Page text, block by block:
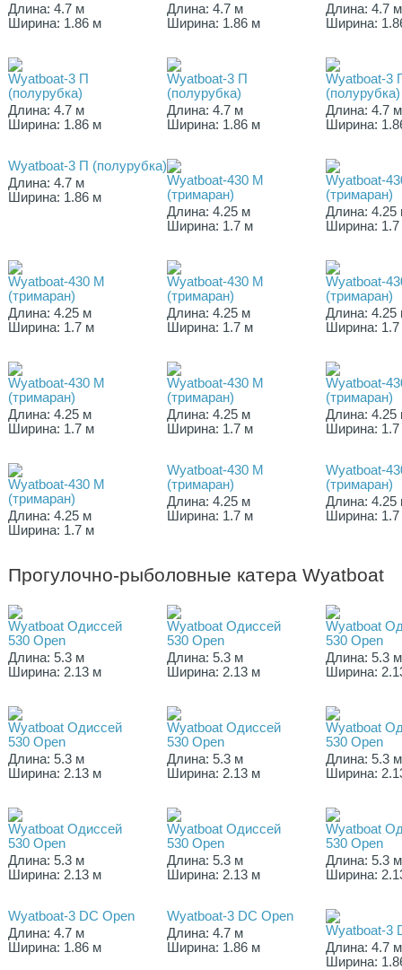
Длина: 4.7 м
Ширина: 1.86 м
Длина: 4.7 м
Ширина: 1.86 м
Длина: 4.7 м
Ширина:
Wyatboat-3 П
(полурубка)
Длина: 4.7 м
Ширина: 1.86 м
Wyatboat-3 П
(полурубка)
Длина: 4.7 м
Ширина: 1.86 м
Wyatboat-3
(полурубка)
Длина: 4.7 м
Ширина:
Wyatboat-3 П (полурубка)
Длина: 4.7 м
Ширина: 1.86 м
Wyatboat-430 M
(тримаран)
Длина: 4.25 м
Ширина: 1.7 м
Wyatboat-
(тримаран)
Длина: 4.25
Ширина:
Wyatboat-430 M
(тримаран)
Длина: 4.25 м
Ширина: 1.7 м
Wyatboat-430 M
(тримаран)
Длина: 4.25 м
Ширина: 1.7 м
Wyatboat-
(тримаран)
Длина: 4.25
Ширина:
Wyatboat-430 M
(тримаран)
Длина: 4.25 м
Ширина: 1.7 м
Wyatboat-430 M
(тримаран)
Длина: 4.25 м
Ширина: 1.7 м
Wyatboat-
(тримаран)
Длина: 4.25
Ширина:
Wyatboat-430 M
(тримаран)
Длина: 4.25 м
Ширина: 1.7 м
Wyatboat-430 M
(тримаран)
Длина: 4.25 м
Ширина: 1.7 м
Wyatboat-
(тримаран)
Длина: 4.25
Ширина:
Прогулочно-рыболовные катера Wyatboat
Wyatboat Одиссей
530 Оpen
Длина: 5.3 м
Ширина: 2.13 м
Wyatboat Одиссей
530 Оpen
Длина: 5.3 м
Ширина: 2.13 м
Wyatboat
530 Оpen
Длина: 5.3 м
Ширина:
Wyatboat Одиссей
530 Оpen
Длина: 5.3 м
Ширина: 2.13 м
Wyatboat Одиссей
530 Оpen
Длина: 5.3 м
Ширина: 2.13 м
Wyatboat
530 Оpen
Длина: 5.3 м
Ширина:
Wyatboat Одиссей
530 Оpen
Длина: 5.3 м
Ширина: 2.13 м
Wyatboat Одиссей
530 Оpen
Длина: 5.3 м
Ширина: 2.13 м
Wyatboat
530 Оpen
Длина: 5.3 м
Ширина:
Wyatboat-3 DC Open
Длина: 4.7 м
Ширина: 1.86 м
Wyatboat-3 DC Open
Длина: 4.7 м
Ширина: 1.86 м
Wyatboat-3
Длина: 4.7 м
Ширина: